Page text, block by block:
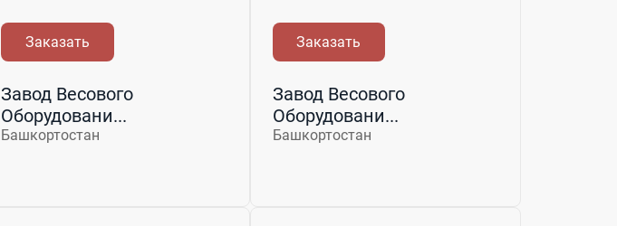
Заказать
Завод Весового
Оборудовани...
Башкортостан
Заказать
Завод Весового
Оборудовани...
Башкортостан